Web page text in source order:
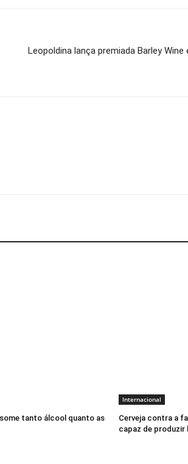
Leopoldina lança premiada Barley
tanto álcool quanto as
Internacional
Cerveja contra a
capaz de produzir